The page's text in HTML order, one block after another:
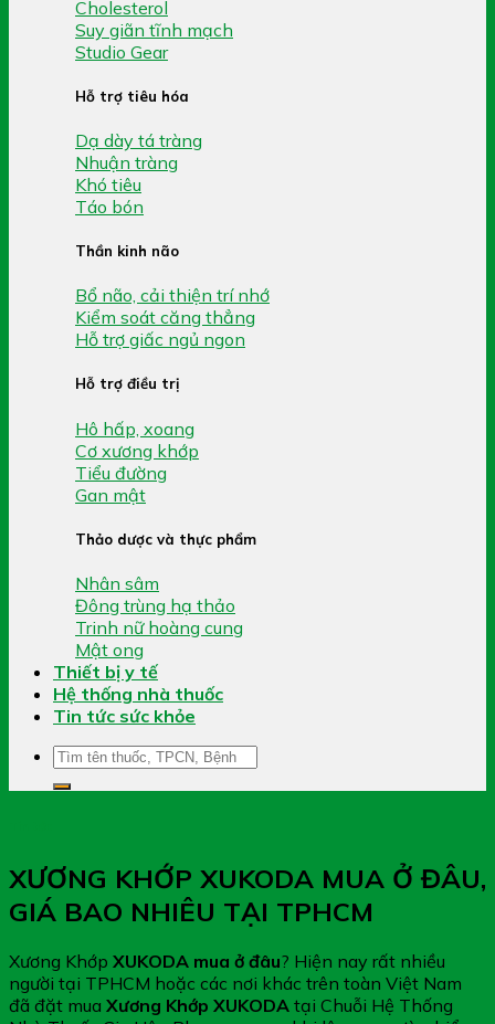
Cholesterol
Suy giãn tĩnh mạch
Studio Gear
Hỗ trợ tiêu hóa
Dạ dày tá tràng
Nhuận tràng
Khó tiêu
Táo bón
Thần kinh não
Bổ não, cải thiện trí nhớ
Kiểm soát căng thẳng
Hỗ trợ giấc ngủ ngon
Hỗ trợ điều trị
Hô hấp, xoang
Cơ xương khớp
Tiểu đường
Gan mật
Thảo dược và thực phẩm
Nhân sâm
Đông trùng hạ thảo
Trinh nữ hoàng cung
Mật ong
Thiết bị y tế
Hệ thống nhà thuốc
Tin tức sức khỏe
Tìm
kiếm:
XƯƠNG KHỚP XUKODA MUA Ở ĐÂU,
GIÁ BAO NHIÊU TẠI TPHCM
Xương Khớp XUKODA mua ở đâu? Hiện nay rất nhiều
người tại TPHCM hoặc các nơi khác trên toàn Việt Nam
đã đặt mua Xương Khớp XUKODA tại Chuỗi Hệ Thống